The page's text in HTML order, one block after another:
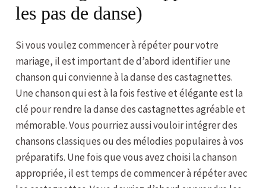
les pas de danse)
Si vous voulez commencer à répéter pour votre
mariage, il est important de d’abord identifier une
chanson qui convienne à la danse des castagnettes.
Une chanson qui est à la fois festive et élégante est la
clé pour rendre la danse des castagnettes agréable et
mémorable. Vous pourriez aussi vouloir intégrer des
chansons classiques ou des mélodies populaires à vos
préparatifs. Une fois que vous avez choisi la chanson
appropriée, il est temps de commencer à répéter avec